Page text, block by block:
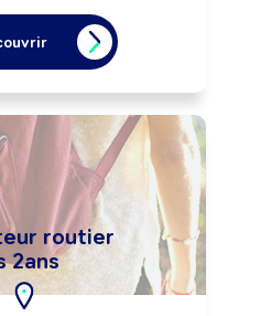
routier
2ans